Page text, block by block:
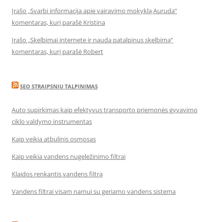
Įrašo „Svarbi informacija apie vairavimo mokyklą Auruda“
komentaras, kurį parašė Kristina
Įrašo „Skelbimai internete ir nauda patalpinus skelbimą“
komentaras, kurį parašė Robert
SEO STRAIPSNIU TALPINIMAS
Auto supirkimas kaip efektyvus transporto priemonės gyvavimo
ciklo valdymo instrumentas
Kaip veikia atbulinis osmosas
Kaip veikia vandens nugeležinimo filtrai
Klaidos renkantis vandens filtrą
Vandens filtrai visam namui su geriamo vandens sistema